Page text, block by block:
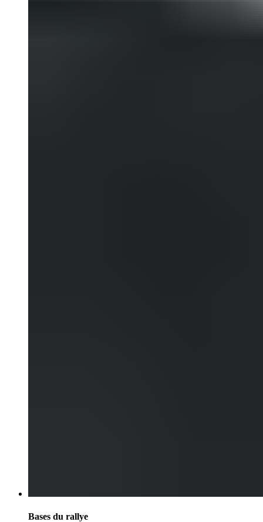
Bases du rallye